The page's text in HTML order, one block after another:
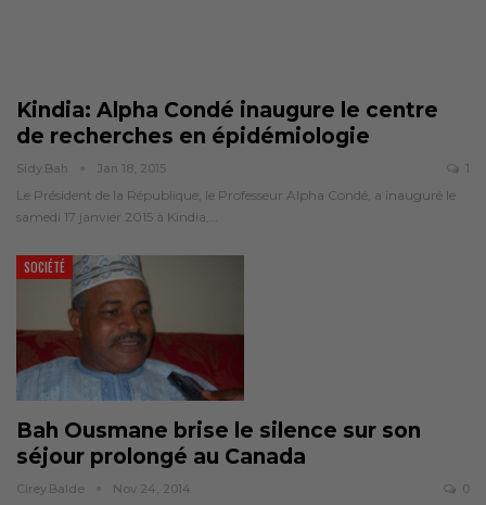
Kindia: Alpha Condé inaugure le centre
de recherches en épidémiologie
Sidy.bah Jan 18, 2015 1
Le Président de la République, le Professeur Alpha Condé, a inauguré le
samedi 17 janvier 2015 à Kindia,…
SOCIÉTÉ
Bah Ousmane brise le silence sur son
séjour prolongé au Canada
Cirey.balde Nov 24, 2014 0